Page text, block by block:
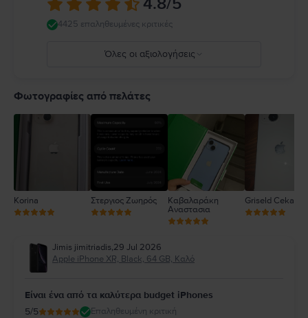
ακουστικών. Η χρήση κατεστραμμένων καλωδίων ή προσαρμογέων ή η
φόρτιση παρουσία υγρασίας μπορεί να προκαλέσει πυρκαγιά,
ηλεκτροπληξία, τραυματισμό ή ζημιά στο iPhone ή σε άλλη περιουσία.
ro/guide/iphone/iph301fc905/ios
4425 επαληθευμένες κριτικές
Όλες οι αξιολογήσεις
4
Φωτογραφίες από πελάτες
Korina Στεργιος Ζωηρός
Καβαλαράκη
Αναστασια
Griseld Ceka
Jimis jimitriadis,29 Jul 2026
Apple iPhone XR, Black, 64 GB, Καλό
Είναι ένα από τα καλύτερα budget iPhones
5/5 Επαληθευμένη κριτική